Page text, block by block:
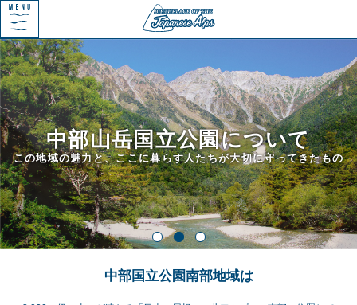
中部山岳国立公園について
この地域の魅力と、ここに暮らす人たちが大切に守ってきたもの
中部国立公園南部地域は